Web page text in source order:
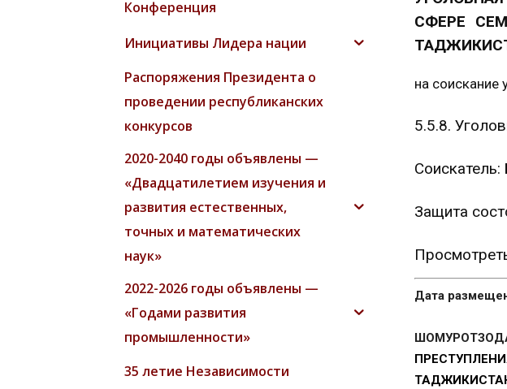
СФЕРЕ
на соискание
5.5.8.
Соискатель:
Защита
Дата
Конференция
Инициативы Лидера нации
Распоряжения Президента о
проведении республиканских
конкурсов
2020-2040 годы объявлены —
«Двадцатилетием изучения и
развития естественных,
точных и математических
наук»
2022-2026 годы объявлены —
«Годами развития
промышленности»
35 летие Независимости